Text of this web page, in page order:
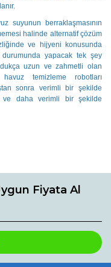
suyunun berraklaşmasının
halinde alternatif çözüm
ve hijyeni konusunda
durumunda yapacak tek şey
uzun ve zahmetli olan
temizleme robotları
sonra verimli bir şekilde
ve daha verimli bir şekilde
Fiyata Al